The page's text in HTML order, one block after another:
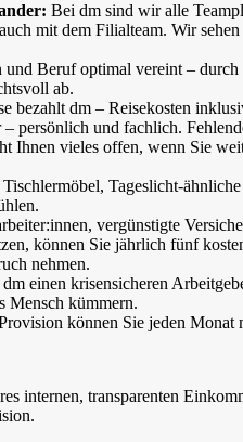
Bei dm sind wir alle
mit dem Filialteam. Wir
und Beruf optimal vereint –
ab.
bezahlt dm – Reisekosten
persönlich und fachlich.
Ihnen vieles offen, wenn Sie
Tageslicht-
vergünstigte
können Sie jährlich fünf
nehmen.
dm einen krisensicheren
Mensch kümmern.
können Sie jeden
internen, transparenten